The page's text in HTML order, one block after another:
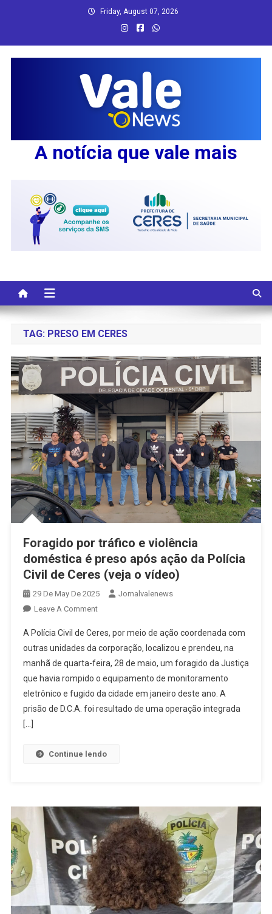
Friday, August 07, 2026
A notícia que vale mais
TAG: PRESO EM CERES
Foragido por tráfico e violência
doméstica é preso após ação da Polícia
Civil de Ceres (veja o vídeo)
29 De May De 2025
Jornalvalenews
Leave A CommentOn
Por
Tráfico
E
Violência
Doméstica
É
Ceres
(veja
O
Vídeo)
A Polícia Civil de Ceres, por meio de ação coordenada com
outras unidades da corporação, localizou e prendeu, na
manhã de quarta-feira, 28 de maio, um foragido da Justiça
que havia rompido o equipamento de monitoramento
eletrônico e fugido da cidade em janeiro deste ano. A
prisão de D.C.A. foi resultado de uma operação integrada
[…]
Continue lendo